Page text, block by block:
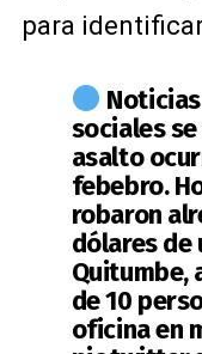
para
sociales
asalto
febebro.
robaron
dólares de
Quitumbe,
de 10
oficina en